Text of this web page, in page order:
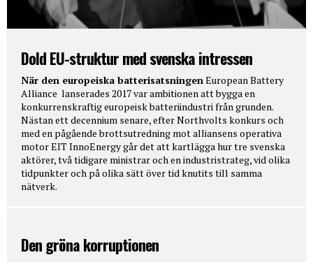
Dold EU-struktur med svenska intressen
När den europeiska batterisatsningenEuropean Battery
Alliance lanserades 2017 var ambitionen att bygga en
konkurrenskraftig europeisk batteriindustri från grunden.
Nästan ett decennium senare, efter Northvolts konkurs och
med en pågående brottsutredning mot alliansens operativa
motor EIT InnoEnergy går det att kartlägga hur tre svenska
aktörer, två tidigare ministrar och en industristrateg, vid olika
tidpunkter och på olika sätt över tid knutits till samma
nätverk.
Den gröna korruptionen